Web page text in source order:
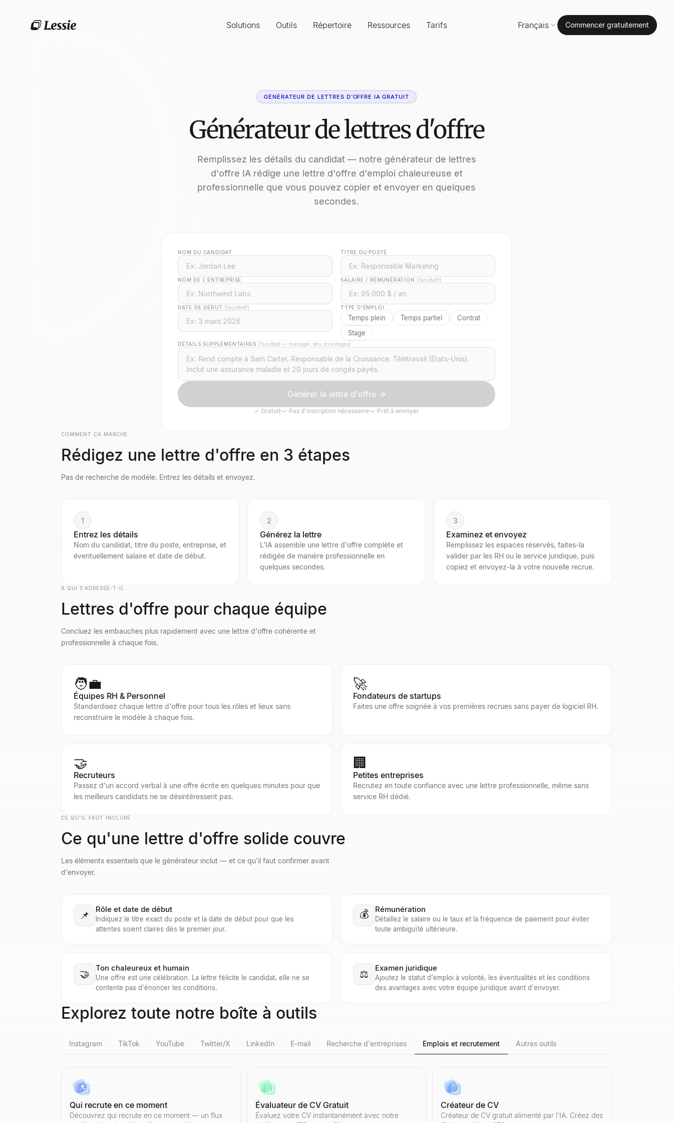
Solutions Outils Répertoire Ressources Tarifs Français Commencer gratuitement
GÉNÉRATEUR DE LETTRES D'OFFRE IA GRATUIT
Générateur de lettres d'offre
Remplissez les détails du candidat — notre générateur de lettres
d'offre IA rédige une lettre d'offre d'emploi chaleureuse et
professionnelle que vous pouvez copier et envoyer en quelques
secondes.
NOM DU CANDIDAT TITRE DU POSTE
NOM DE L'ENTREPRISE SALAIRE / RÉMUNÉRATION (facultatif)
DATE DE DÉBUT (facultatif) TYPE D'EMPLOI
Temps plein Temps partiel
Contrat
Stage
DÉTAILS SUPPLÉMENTAIRES (facultatif — manager, lieu, avantages)
Générer la lettre d'offre →
✓ Gratuit ✓ Pas d'inscription nécessaire ✓ Prêt à envoyer
COMMENT ÇA MARCHE
Rédigez une lettre d'offre en 3 étapes
Pas de recherche de modèle. Entrez les détails et envoyez.
1
Entrez les détails
Nom du candidat, titre du poste, entreprise, et
éventuellement salaire et date de début.
2
Générez la lettre
L'IA assemble une lettre d'offre complète et
rédigée de manière professionnelle en
quelques secondes.
3
Examinez et envoyez
Remplissez les espaces réservés, faites-la
valider par les RH ou le service juridique, puis
copiez et envoyez-la à votre nouvelle recrue.
À QUI S'ADRESSE-T-IL
Lettres d'offre pour chaque équipe
Concluez les embauches plus rapidement avec une lettre d'offre cohérente et
professionnelle à chaque fois.
🧑‍💼
Équipes RH & Personnel
Standardisez chaque lettre d'offre pour tous les rôles et lieux sans
reconstruire le modèle à chaque fois.
🚀
Fondateurs de startups
Faites une offre soignée à vos premières recrues sans payer de logiciel RH.
🤝
Recruteurs
Passez d'un accord verbal à une offre écrite en quelques minutes pour que
les meilleurs candidats ne se désintéressent pas.
🏢
Petites entreprises
Recrutez en toute confiance avec une lettre professionnelle, même sans
service RH dédié.
CE QU'IL FAUT INCLURE
Ce qu'une lettre d'offre solide couvre
Les éléments essentiels que le générateur inclut — et ce qu'il faut confirmer avant
d'envoyer.
📌
Rôle et date de début
Indiquez le titre exact du poste et la date de début pour que les
attentes soient claires dès le premier jour.
💰 Rémunération
Détaillez le salaire ou le taux et la fréquence de paiement pour éviter
toute ambiguïté ultérieure.
🤝
Ton chaleureux et humain
Une offre est une célébration. La lettre félicite le candidat, elle ne se
contente pas d'énoncer les conditions.
⚖️
Examen juridique
Ajoutez le statut d'emploi à volonté, les éventualités et les conditions
des avantages avec votre équipe juridique avant d'envoyer.
Explorez toute notre boîte à outils
Instagram TikTok YouTube Twitter/X LinkedIn E-mail Recherche d'entreprises Emplois et recrutement Autres outils
Vérification faux abonnés Instagram
Détectez les faux abonnés Instagram instantanément. Notre outil gratuit analyse le taux d'engagement, la qualité des abonnés et le score de crédibilité pour identifier les comptes robots.
Vérification faux abonnés TikTok
Détectez les faux abonnés TikTok instantanément. Notre outil gratuit analyse le taux d'engagement, la qualité des abonnés et le score de crédibilité pour identifier les comptes robots.
Nombre d'abonnés YouTube
Vérifiez le nombre d'abonnés en temps réel et les statistiques de n'importe quelle chaîne YouTube. Consultez les abonnés, le total des vues, les vidéos, le taux d'engagement et plus
Visionneuse de Profils X
Consultez anonymement les profils X (Twitter) publics — aucune connexion requise. Parcourez les bios, le nombre d'abonnés et l'activité récente de tout compte public.
Qualificateur de Leads LinkedIn
Collez un post LinkedIn — voyez si l'auteur est un acheteur et obtenez une réponse personnalisée.
Vérificateur d'emails en masse
Vérifiez gratuitement des listes d'e-mails en masse — supprimez instantanément les e-mails invalides, jetables et les pièges à spam. Réduisez les taux de rebond et améliorez la
Recherche de profil d'entreprise
Recherchez le profil de n'importe quelle entreprise instantanément. Obtenez le secteur d'activité, les effectifs, le chiffre d'affaires, les financements, la localisation, les liens sociaux et plus
Qui recrute en ce moment
Découvrez qui recrute en ce moment — un flux
Évaluateur de CV Gratuit
Évaluez votre CV instantanément avec notre
Créateur de CV
Créateur de CV gratuit alimenté par l'IA. Créez des